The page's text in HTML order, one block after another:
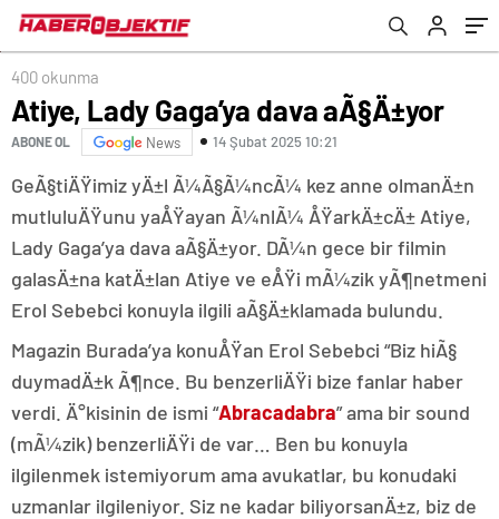
400 okunma
Atiye, Lady Gaga’ya dava aÃ§Ä±yor
ABONE OL News 14 Şubat 2025 10:21
GeÃ§tiÄŸimiz yÄ±l Ã¼Ã§Ã¼ncÃ¼ kez anne olmanÄ±n
mutluluÄŸunu yaÅŸayan Ã¼nlÃ¼ ÅŸarkÄ±cÄ± Atiye,
Lady Gaga’ya dava aÃ§Ä±yor. DÃ¼n gece bir filmin
galasÄ±na katÄ±lan Atiye ve eÅŸi mÃ¼zik yÃ¶netmeni
Erol Sebebci konuyla ilgili aÃ§Ä±klamada bulundu.
Magazin Burada’ya konuÅŸan Erol Sebebci “Biz hiÃ§
duymadÄ±k Ã¶nce. Bu benzerliÄŸi bize fanlar haber
verdi. Ä°kisinin de ismi “Abracadabra” ama bir sound
(mÃ¼zik) benzerliÄŸi de var… Ben bu konuyla
ilgilenmek istemiyorum ama avukatlar, bu konudaki
uzmanlar ilgileniyor. Siz ne kadar biliyorsanÄ±z, biz de